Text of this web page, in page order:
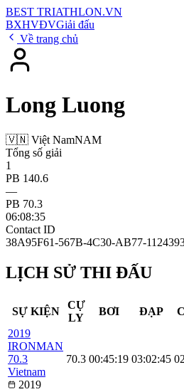
BEST TRIATHLON.VN
BXHVĐVGiải đấu
Về trang chủ
Long Luong
🇻🇳 Việt NamNAM
Tổng số giải
1
PB 140.6
—
PB 70.3
06:08:35
Contact ID
38A95F61-567B-4C30-AB77-
LỊCH SỬ THI ĐẤU
SỰ KIỆN
CỰ
LY
BƠI ĐẠP
2019
IRONMAN
70.3
Vietnam
2019
70.3 00:45:19 03:02:45